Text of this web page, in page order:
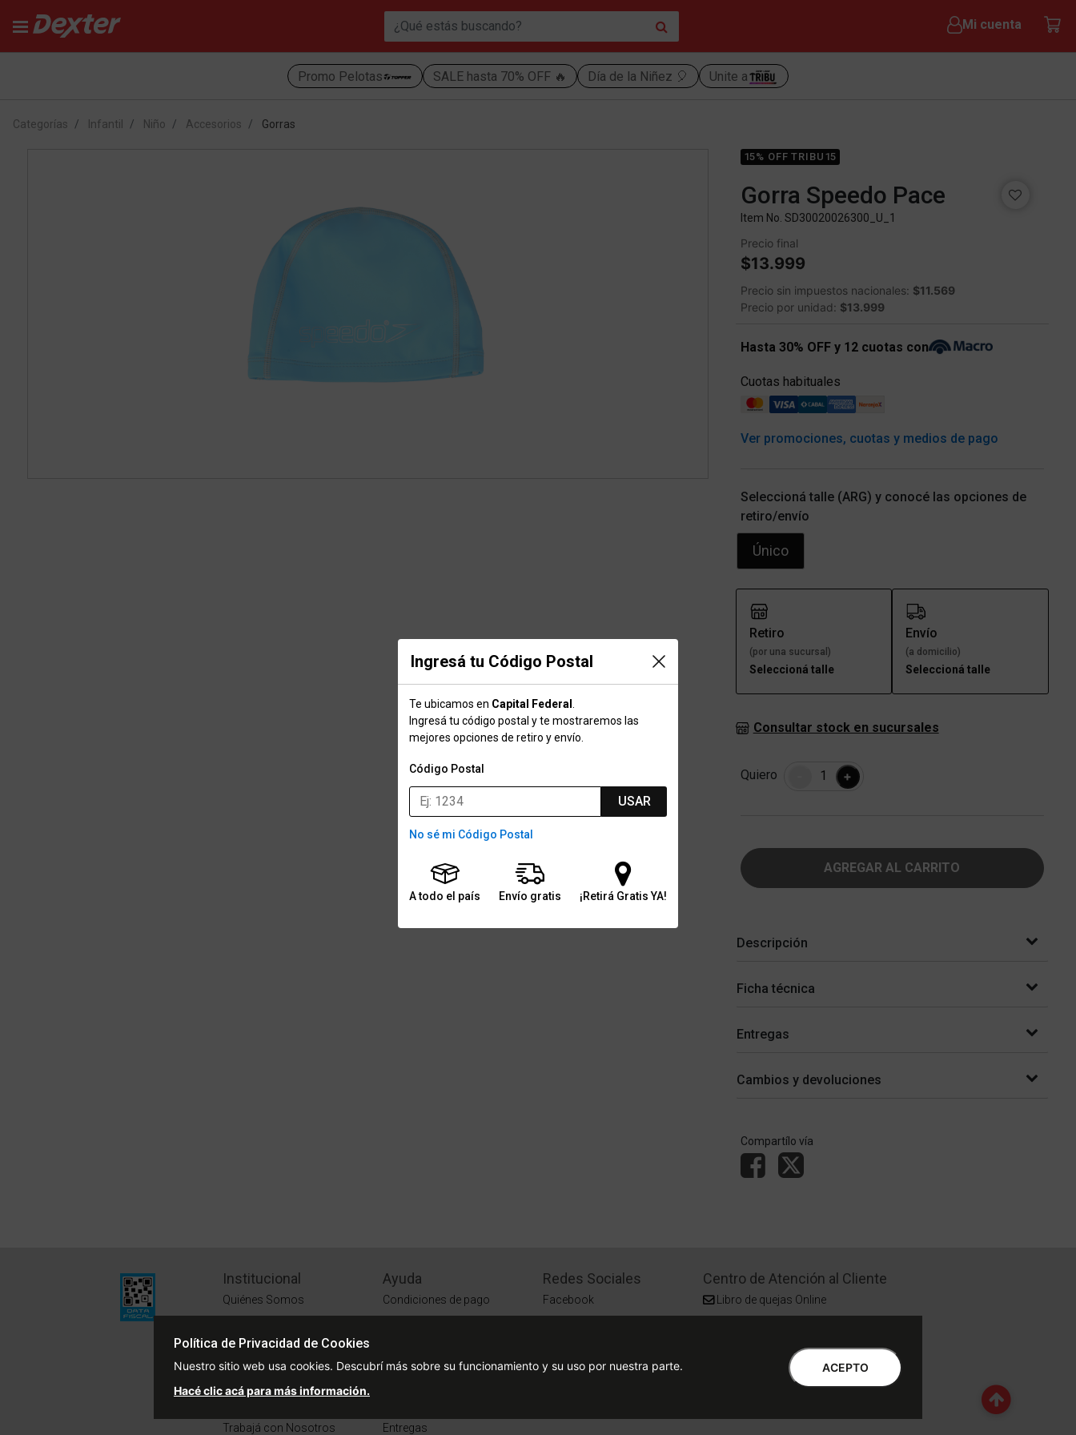
Mi cuenta
Promo Pelotas SALE hasta 70% OFF 🔥 Día de la Niñez 🎈 Unite a
Ingresá tu Código Postal
Te ubicamos en Capital Federal
Ingresá tu código postal y te mostraremos las
mejores opciones de retiro y envío.
Código Postal
USAR
No sé mi Código Postal
A todo el país Envío gratis ¡Retirá Gratis YA!
Categorías Infantil Niño Accesorios Gorras
15% OFF TRIBU15
Gorra Speedo Pace
Item No. SD30020026300_U_1
Precio final
$13.999
Precio sin impuestos nacionales: $11.569
Precio por unidad: $13.999
Hasta 30% OFF y 12 cuotas con
Cuotas habituales
Ver promociones, cuotas y medios de pago
Seleccioná talle (ARG) y conocé las opciones de
retiro/envío
Único
Retiro
(por una sucursal)
Seleccioná talle
Envío
(a domicilio)
Seleccioná talle
Consultar stock en sucursales
Quiero Cantidad +
AGREGAR AL CARRITO
Descripción
Ficha técnica
Entregas
Cambios y devoluciones
Compartílo vía
Institucional
Quiénes Somos
Términos y Condiciones
Trabajá con Nosotros
Ayuda
Condiciones de pago
Entregas
Redes Sociales
Facebook
Centro de Atención al Cliente
Libro de quejas Online
0810-888-3398 | Lu a Vi 9 a 18 | Sa 9 a 17
Política de Privacidad de Cookies
Nuestro sitio web usa cookies. Descubrí más sobre su funcionamiento y su uso por nuestra parte.
Hacé clic acá para más información.
ACEPTO